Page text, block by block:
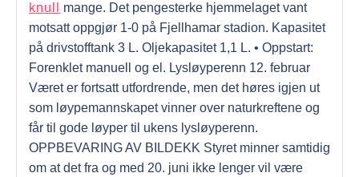
knull
mange. Det pengesterke hjemmelaget vant
motsatt oppgjør 1-0 på Fjellhamar stadion. Kapasitet
på drivstofftank 3 L. Oljekapasitet 1,1 L. • Oppstart:
Forenklet manuell og el. Lysløyperenn 12. februar
Været er fortsatt utfordrende, men det høres igjen ut
som løypemannskapet vinner over naturkreftene og
får til gode løyper til ukens lysløyperenn.
OPPBEVARING AV BILDEKK Styret minner samtidig
om at det fra og med 20. juni ikke lenger vil være